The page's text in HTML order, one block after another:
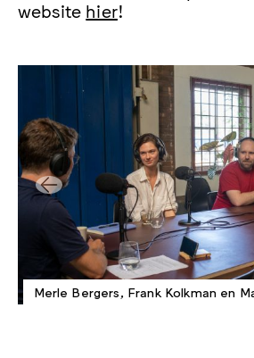
website hier!
Merle Bergers, Frank Kolkman en